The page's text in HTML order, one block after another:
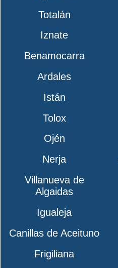
Totalán
Iznate
Benamocarra
Ardales
Istán
Tolox
Ojén
Nerja
Villanueva de
Algaidas
Igualeja
Canillas de Aceituno
Frigiliana